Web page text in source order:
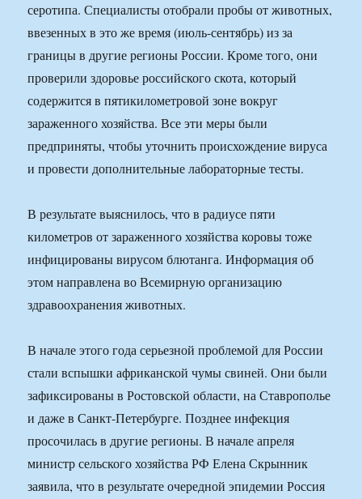
серотипа. Специалисты отобрали пробы от животных,
ввезенных в это же время (июль-сентябрь) из за
границы в другие регионы России. Кроме того, они
проверили здоровье российского скота, который
содержится в пятикилометровой зоне вокруг
зараженного хозяйства. Все эти меры были
предприняты, чтобы уточнить происхождение вируса
и провести дополнительные лабораторные тесты.
В результате выяснилось, что в радиусе пяти
километров от зараженного хозяйства коровы тоже
инфицированы вирусом блютанга. Информация об
этом направлена во Всемирную организацию
здравоохранения животных.
В начале этого года серьезной проблемой для России
стали вспышки африканской чумы свиней. Они были
зафиксированы в Ростовской области, на Ставрополье
и даже в Санкт-Петербурге. Позднее инфекция
просочилась в другие регионы. В начале апреля
министр сельского хозяйства РФ Елена Скрынник
заявила, что в результате очередной эпидемии Россия